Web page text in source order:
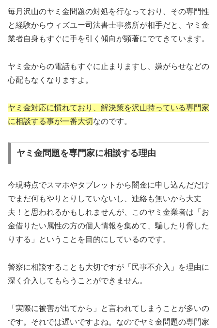
毎月沢山のヤミ金問題の対処を行なっており、その専門性
と経験からウィズユー司法書士事務所が相手だと、ヤミ金
業者自身もすぐに手を引く傾向が顕著にでてきています。
ヤミ金からの電話もすぐに止まりますし、嫌がらせなどの
心配もなくなりますよ。
ヤミ金対応に慣れており、解決策を沢山持っている専門家
に相談する事が一番大切なのです。
ヤミ金問題を専門家に相談する理由
今現時点でスマホやタブレットから闇金に申し込んだだけ
でまだ何もやりとりしていないし、連絡も無いから大丈
夫！と思われるかもしれませんが、このヤミ金業者は「お
金借りたい属性の方の個人情報を集めて、騙したり脅した
りする」ということを目的にしているのです。
警察に相談することも大切ですが「民事不介入」を理由に
深く介入してもらうことができません。
「実際に被害が出てから」と言われてしまうことが多いの
です。それでは遅いですよね。なのでヤミ金問題の専門家